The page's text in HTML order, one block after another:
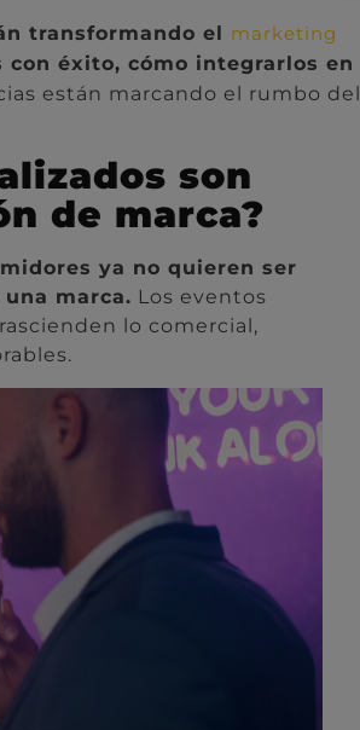
transformando el marketing
éxito, cómo integrarlos en
están marcando el rumbo del
son
de marca?
ya no quieren ser
marca. Los eventos
lo comercial,